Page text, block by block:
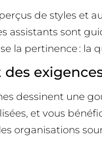
de styles et
assistants sont
la pertinence :
dessinent une
et vous
organisations